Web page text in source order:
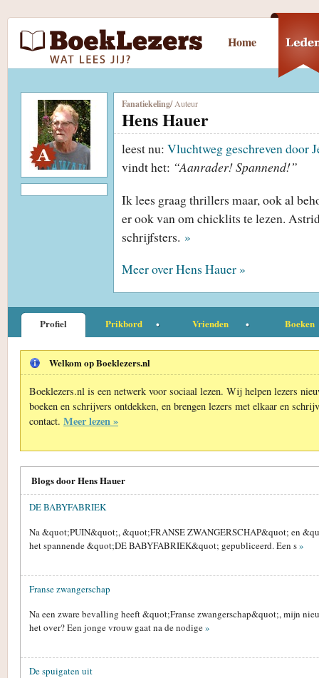
Home
Fanatiekeling/Auteur
Hens Hauer
leest nu: Vluchtweg geschreven door
vindt het: “Aanrader! Spannend!”
Ik lees graag thrillers maar, ook al
er ook van om chicklits te lezen.
schrijfsters. »
Meer over Hens Hauer »
Profiel Prikbord Vrienden Boeken
Welkom op Boeklezers.nl
Boeklezers.nl is een netwerk voor sociaal lezen. Wij helpen lezers
boeken en schrijvers ontdekken, en brengen lezers met elkaar en
contact. Meer lezen »
Blogs door Hens Hauer
DE BABYFABRIEK
Na &quot;PUIN&quot;, &quot;FRANSE ZWANGERSCHAP&quot; en
het spannende &quot;DE BABYFABRIEK&quot; gepubliceerd. Een s»
Franse zwangerschap
Na een zware bevalling heeft &quot;Franse zwangerschap&quot;, mijn
het over? Een jonge vrouw gaat na de nodige»
De spuigaten uit